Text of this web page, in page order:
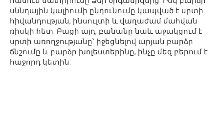
սննդային կալիումի ընդունումը կապված է սրտի
հիվանդության, ինսուլտի և վաղաժամ մահվան
ռիսկի հետ: Բացի այդ, բանանը նաև աջակցում է
սրտի առողջությանը՝ իջեցնելով արյան բարձր
ճնշումը և բարձր խոլեստերինը, ինչը մեզ բերում է
հաջորդ կետին: